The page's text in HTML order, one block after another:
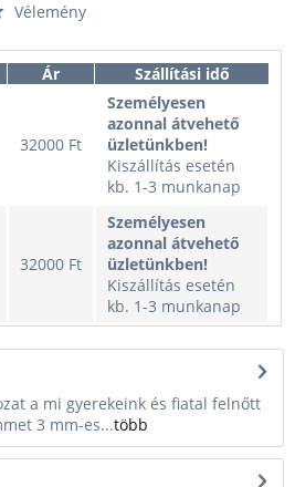
Vélemény
Ár Szállítási idő
32000 Ft
Személyesen
azonnal átvehető
üzletünkben!
Kiszállítás esetén
kb. 1-3 munkanap
32000 Ft
Személyesen
azonnal átvehető
üzletünkben!
Kiszállítás esetén
kb. 1-3 munkanap
Kiszállítás esetén
kb. 1-3 munkanap
Személyesen
a mi gyerekeink és fiatal felnőtt
3 mm-es...több